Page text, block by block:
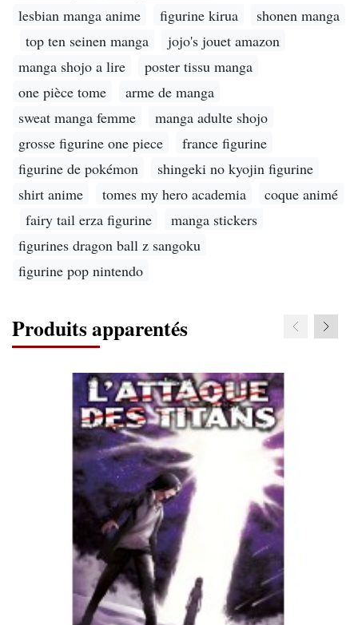
lesbian manga anime
figurine kirua
shonen manga
top ten seinen manga
jojo's jouet amazon
manga shojo a lire
poster tissu manga
one pièce tome
arme de manga
sweat manga femme
manga adulte shojo
grosse figurine one piece
france figurine
figurine de pokémon
shingeki no kyojin figurine
shirt anime
tomes my hero academia
coque animé
fairy tail erza figurine
manga stickers
figurines dragon ball z sangoku
figurine pop nintendo
Produits apparentés